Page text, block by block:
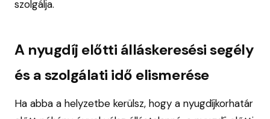
szolgálja.
A nyugdíj előtti álláskeresési segély
és a szolgálati idő elismerése
Ha abba a helyzetbe kerülsz, hogy a nyugdíjkorhatár